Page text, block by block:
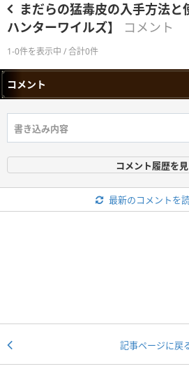
まだらの猛毒皮の入手方法と
ハンターワイルズ】
コメント
1-0件を表示中 / 合計0件
コメント
コメント履歴を
最新のコメントを
記事ページに戻